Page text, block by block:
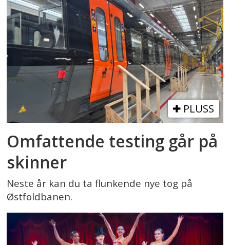
PLUSS
Omfattende testing går på
skinner
Neste år kan du ta flunkende nye tog på
Østfoldbanen.